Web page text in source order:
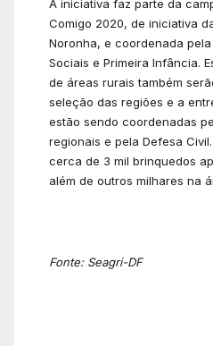
A iniciativa faz parte da
Comigo 2020, de iniciativa
Noronha, e coordenada
Sociais e Primeira Infância.
de áreas rurais também
seleção das regiões e a
estão sendo coordenadas
regionais e pela Defesa
cerca de 3 mil brinquedos
além de outros milhares na
Fonte: Seagri-DF